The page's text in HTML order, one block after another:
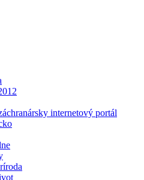
internetový portál